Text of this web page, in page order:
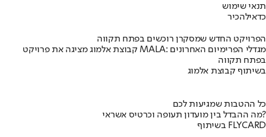
תנאי שימוש
כדאילהכיר
הפרויקט החדש שמסקרן רוכשים בפתח תקווה
קבוצת אלמוג מציגה את פרויקט MALA: מגדלי הפרימיום האחרונים
בפתח תקווה
בשיתוף קבוצת אלמוג
כל ההטבות שמגיעות לכם
מה ההבדל בין מועדון תעופה וכרטיס אשראי?
בשיתוף FLYCARD